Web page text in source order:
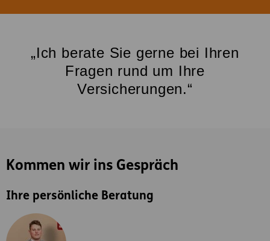
„Ich berate Sie gerne bei Ihren
Fragen rund um Ihre
Versicherungen.“
Kommen wir ins Gespräch
Ihre persönliche Beratung